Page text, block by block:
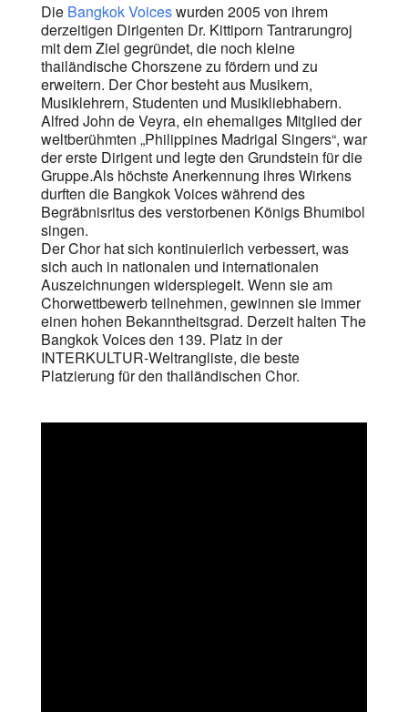
Die Bangkok Voiceswurden 2005 von ihrem
derzeitigen Dirigenten Dr. Kittiporn Tantrarungroj
mit dem Ziel gegründet, die noch kleine
thailändische Chorszene zu fördern und zu
erweitern. Der Chor besteht aus Musikern,
Musiklehrern, Studenten und Musikliebhabern.
Alfred John de Veyra, ein ehemaliges Mitglied der
weltberühmten „Philippines Madrigal Singers“, war
der erste Dirigent und legte den Grundstein für die
Gruppe.Als höchste Anerkennung ihres Wirkens
durften die Bangkok Voices während des
Begräbnisritus des verstorbenen Königs Bhumibol
singen.
Der Chor hat sich kontinuierlich verbessert, was
sich auch in nationalen und internationalen
Auszeichnungen widerspiegelt. Wenn sie am
Chorwettbewerb teilnehmen, gewinnen sie immer
einen hohen Bekanntheitsgrad. Derzeit halten The
Bangkok Voices den 139. Platz in der
INTERKULTUR-Weltrangliste, die beste
Platzierung für den thailändischen Chor.